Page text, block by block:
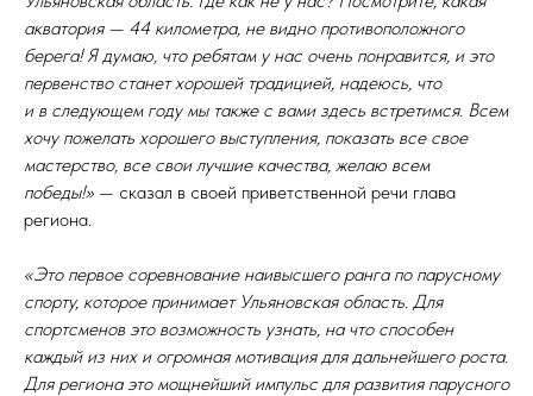
акватория — 44 километра, не видно противоположного
берега! Я думаю, что ребятам у нас очень понравится, и это
первенство станет хорошей традицией, надеюсь, что
и в следующем году мы также с вами здесь встретимся. Всем
хочу пожелать хорошего выступления, показать все свое
мастерство, все свои лучшие качества, желаю всем
победы!» — сказал в своей приветственной речи глава
региона.
«Это первое соревнование наивысшего ранга по парусному
спорту, которое принимает Ульяновская область. Для
спортсменов это возможность узнать, на что способен
каждый из них и огромная мотивация для дальнейшего роста.
Для региона это мощнейший импульс для развития парусного